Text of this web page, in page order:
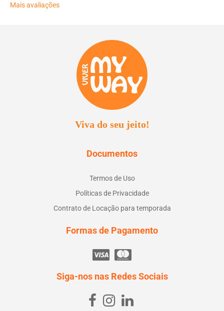
Mais avaliações
Viva do seu jeito!
Documentos
Termos de Uso
Políticas de Privacidade
Contrato de Locação para temporada
Formas de Pagamento
Siga-nos nas Redes Sociais